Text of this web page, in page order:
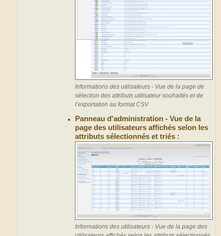
Informations des utilisateurs - Vue de la page de
sélection des attributs utilisateur souhaités et de
l’exportation au format CSV
Panneau d'administration - Vue de la
page des utilisateurs affichés selon les
attributs sélectionnés et triés :
Informations des utilisateurs - Vue de la page des